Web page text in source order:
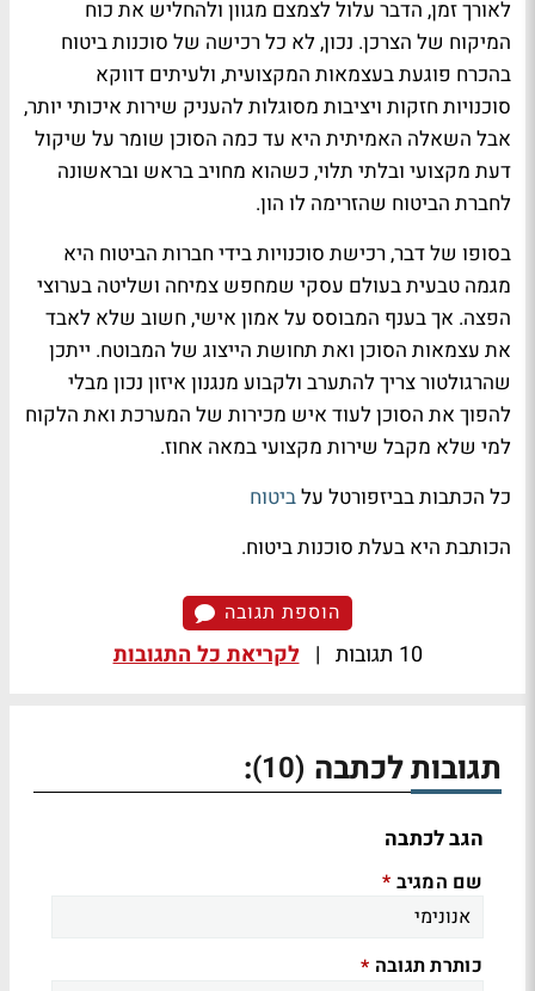
לאורך זמן, הדבר עלול לצמצם מגוון ולהחליש את כוח
המיקוח של הצרכן. נכון, לא כל רכישה של סוכנות ביטוח
בהכרח פוגעת בעצמאות המקצועית, ולעיתים דווקא
סוכנויות חזקות ויציבות מסוגלות להעניק שירות איכותי יותר,
אבל השאלה האמיתית היא עד כמה הסוכן שומר על שיקול
דעת מקצועי ובלתי תלוי, כשהוא מחויב בראש ובראשונה
לחברת הביטוח שהזרימה לו הון.
בסופו של דבר, רכישת סוכנויות בידי חברות הביטוח היא
מגמה טבעית בעולם עסקי שמחפש צמיחה ושליטה בערוצי
הפצה. אך בענף המבוסס על אמון אישי, חשוב שלא לאבד
את עצמאות הסוכן ואת תחושת הייצוג של המבוטח. ייתכן
שהרגולטור צריך להתערב ולקבוע מנגנון איזון נכון מבלי
להפוך את הסוכן לעוד איש מכירות של המערכת ואת הלקוח
למי שלא מקבל שירות מקצועי במאה אחוז.
כל הכתבות בביזפורטל עלביטוח
הכותבת היא בעלת סוכנות ביטוח.
הוספת תגובה
10 תגובות | לקריאת כל התגובות
תגובות לכתבה (10)
:
הגב לכתבה
שם המגיב *
כותרת תגובה *